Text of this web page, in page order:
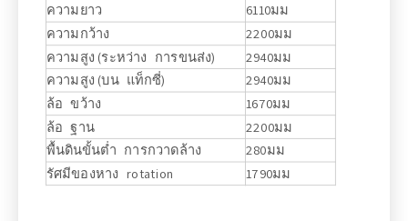
ความยาว
6110มม
ความกว้าง
2200มม
ความสูง (ระหว่าง การขนส่ง)
2940มม
ความสูง (บน แท็กซี่)
2940มม
ล้อ ขว้าง
1670มม
ล้อ ฐาน
2200มม
พื้นดินขั้นต่ำ การกวาดล้าง
280มม
รัศมีของหาง rotation
1790มม